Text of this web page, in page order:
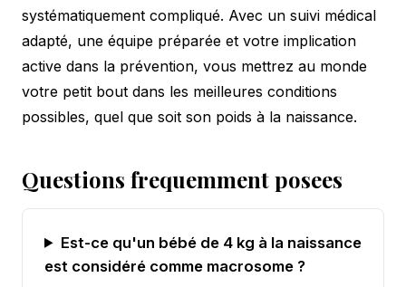
systématiquement compliqué. Avec un suivi médical
adapté, une équipe préparée et votre implication
active dans la prévention, vous mettrez au monde
votre petit bout dans les meilleures conditions
possibles, quel que soit son poids à la naissance.
Questions frequemment posees
Est-ce qu'un bébé de 4 kg à la naissance
est considéré comme macrosome ?